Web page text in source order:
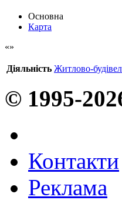
Основна
Карта
Діяльність Житлово-
© 1995-
Контакти
Реклама